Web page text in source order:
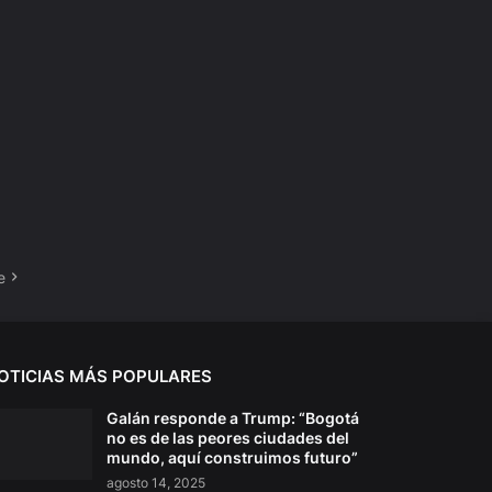
MÁS POPULARES
Galán responde a Trump: “Bogotá
no es de las peores ciudades del
mundo, aquí construimos futuro”
agosto 14, 2025